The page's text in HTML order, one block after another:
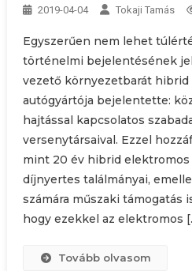
2019-04-04 Tokaji Tamás
Egyszerűen nem lehet
történelmi bejelentésének
vezető környezetbarát
autógyártója bejelentette:
hajtással kapcsolatos
versenytársaival. Ezzel
mint 20 év hibrid
díjnyertes találmányai,
számára műszaki támogatás
hogy ezekkel az elektromos
Tovább olvasom